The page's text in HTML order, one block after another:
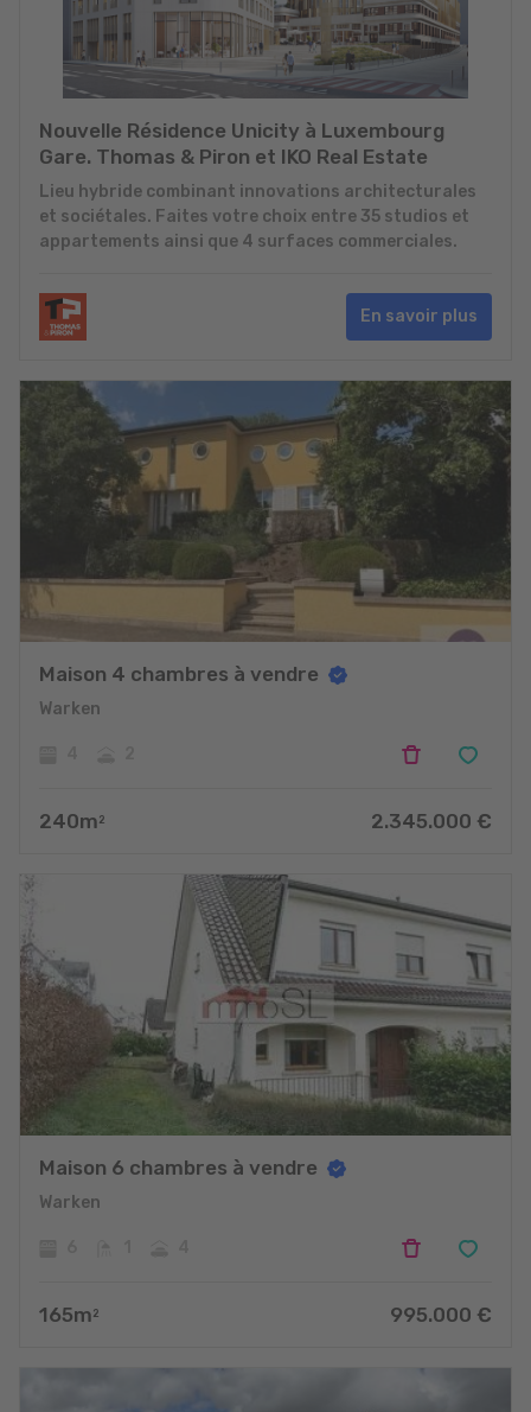
Nouvelle Résidence Unicity à Luxembourg
Gare. Thomas & Piron et IKO Real Estate
Lieu hybride combinant innovations architecturales
et sociétales. Faites votre choix entre 35 studios et
appartements ainsi que 4 surfaces commerciales.
En savoir plus
Maison 4 chambres à vendre
Warken
240m 2 2.345.000 €
Maison 6 chambres à vendre
Warken
165m 2 995.000 €